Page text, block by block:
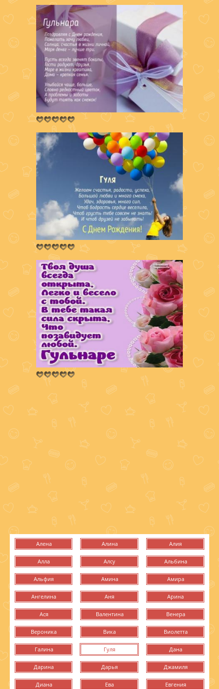
Алена Алина Алия
Алла Алсу Альбина
Альфия Амина Амира
Ангелина Аня Арина
Ася Валентина Венера
Вероника Вика Виолетта
Галина Гуля Дана
Дарина Дарья Джамиля
Диана Ева Евгения